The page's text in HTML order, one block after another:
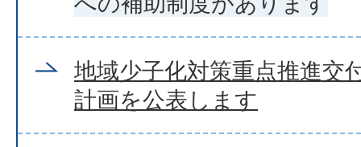
地域少子化対策重点推進交
計画を公表します